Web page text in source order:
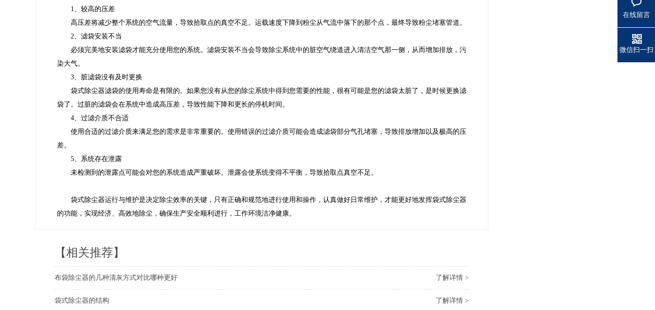
1、较高的压差
高压差将减少整个系统的空气流量，导致拾取点的真空不足。运载速度下降到粉尘从气流中落下的那个点，最终导致粉尘堵塞管道。
2、滤袋安装不当
必须完美地安装滤袋才能充分使用您的系统。滤袋安装不当会导致除尘系统中的脏空气绕道进入清洁空气那一侧，从而增加排放，污
染大气。
3、脏滤袋没有及时更换
袋式除尘器滤袋的使用寿命是有限的。如果您没有从您的除尘系统中得到您需要的性能，很有可能是您的滤袋太脏了，是时候更换滤
袋了。过脏的滤袋会在系统中造成高压差，导致性能下降和更长的停机时间。
4、过滤介质不合适
使用合适的过滤介质来满足您的需求是非常重要的。使用错误的过滤介质可能会造成滤袋部分气孔堵塞，导致排放增加以及极高的压
差。
5、系统存在泄露
未检测到的泄露点可能会对您的系统造成严重破坏。泄露会使系统变得不平衡，导致拾取点真空不足。
袋式除尘器运行与维护是决定除尘效率的关键，只有正确和规范地进行使用和操作，认真做好日常维护，才能更好地发挥袋式除尘器
的功能，实现经济、高效地除尘，确保生产安全顺利进行，工作环境洁净健康。
【相关推荐】
了解详情 >
布袋除尘器的几种清灰方式对比哪种更好
了解详情 >
袋式除尘器的结构
在线留言
微信扫一扫